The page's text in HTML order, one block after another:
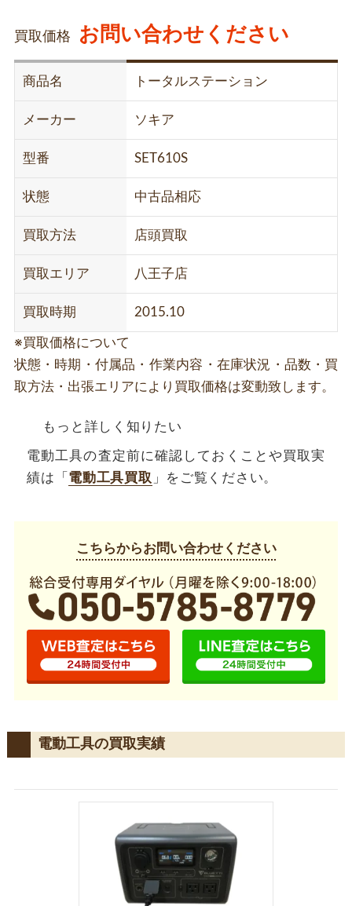
買取価格 お問い合わせください
商品名 トータルステーション
メーカー ソキア
型番 SET610S
状態 中古品相応
買取方法 店頭買取
買取エリア 八王子店
買取時期 2015.10
※買取価格について
状態・時期・付属品・作業内容・在庫状況・品数・買
取方法・出張エリアにより買取価格は変動致します。
もっと詳しく知りたい
電動工具の査定前に確認しておくことや買取実
績は「 電動工具買取 」をご覧ください。
こちらからお問い合わせください
電動工具の買取実績